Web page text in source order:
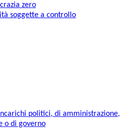
zero
soggette a controllo
politici, di amministrazione,
o di governo